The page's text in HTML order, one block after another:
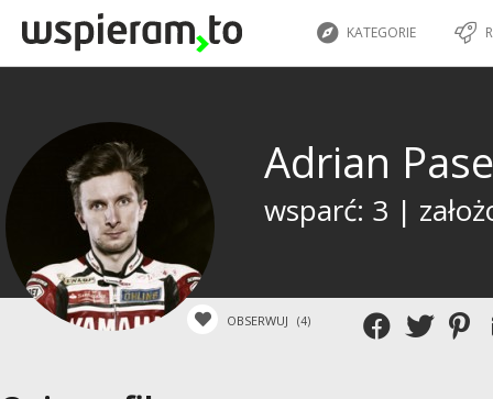
KATEGORIE
Adrian
wsparć: 3 |
OBSERWUJ (4)